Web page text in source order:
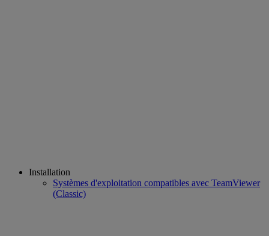
Installation
Systèmes d'exploitation compatibles avec TeamViewer
(Classic)